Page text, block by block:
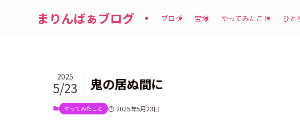
まりんばぁブログ ブログ 宝塚 やってみたこと ひと
鬼の居ぬ間に
2025
5/23
やってみたこと 2025年5月23日